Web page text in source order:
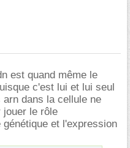
est quand même le
c'est lui et lui seul
dans la cellule ne
jouer le rôle
et l'expression